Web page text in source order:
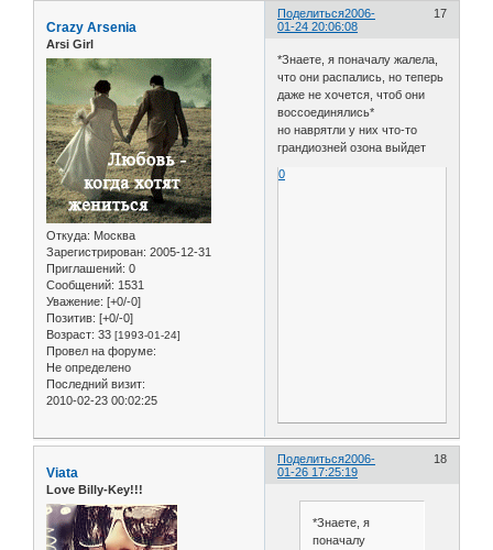
Поделиться 17
2006-
01-24 20:06:08
Crazy Arsenia
Arsi Girl
Откуда: Москва
Зарегистрирован: 2005-12-31
Приглашений: 0
Сообщений: 1531
Уважение: [+0/-0]
Позитив: [+0/-0]
Возраст: 33 [1993-01-24]
Провел на форуме:
Не определено
Последний визит:
2010-02-23 00:02:25
*Знаете, я поначалу жалела,
что они распались, но теперь
даже не хочется, чтоб они
воссоединялись*
но наврятли у них что-то
грандиозней озона выйдет
0
Поделиться 18
2006-
01-26 17:25:19
Viata
Love Billy-Key!!!
*Знаете, я
поначалу